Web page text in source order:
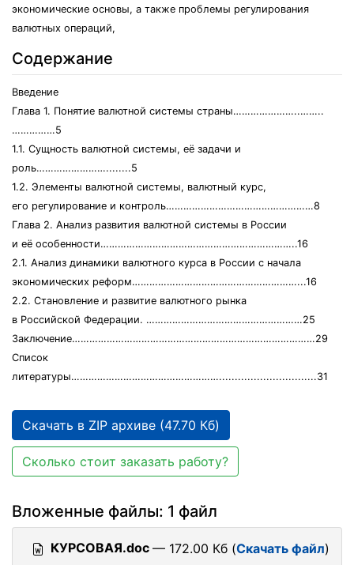
экономические основы, а также проблемы регулирования
валютных операций,
Содержание
Введение
Глава 1. Понятие валютной системы страны…………………..……..
……………5
1.1. Сущность валютной системы, её задачи и
роль……………………........5
1.2. Элементы валютной системы, валютный курс,
его регулирование и контроль……………………………………………8
Глава 2. Анализ развития валютной системы в России
и её особенности…………………………………………………………..16
2.1. Анализ динамики валютного курса в России с начала
экономических реформ…………………………………………………...16
2.2. Становление и развитие валютного рынка
в Российской Федерации. ………………………………………………25
Заключение…………………………………………………………………………29
Список
литературы……………………………………………...............................31
Скачать в ZIP архиве (47.70 Кб)
Сколько стоит заказать работу?
Вложенные файлы: 1 файл
КУРСОВАЯ.doc — 172.00 Кб (Скачать файл)